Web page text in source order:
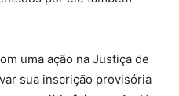
uma ação na Justiça de
sua inscrição provisória